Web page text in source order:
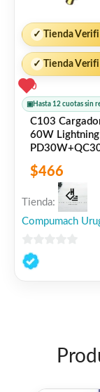
✓ Tienda
✓ Tienda
0
▣ Hasta 12 cuotas sin
C103 Cargador Auto
60W Lightning
$466
Tienda:
Compumach
0
de